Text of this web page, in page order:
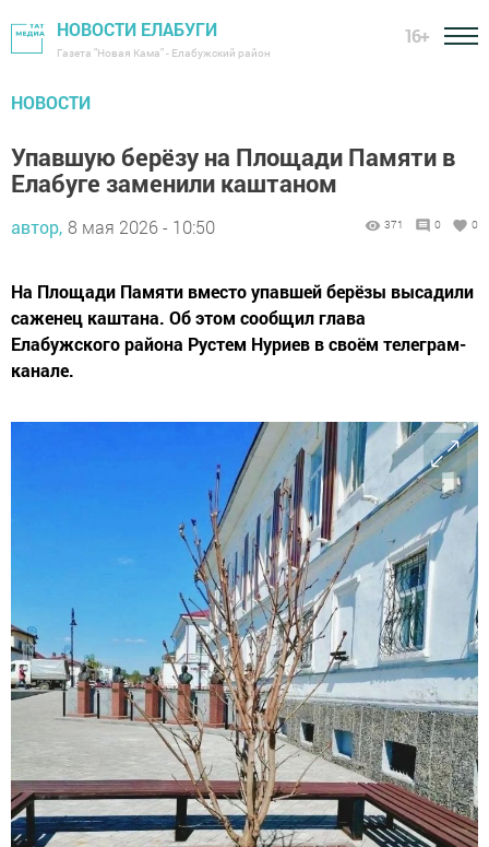
НОВОСТИ ЕЛАБУГИ
Газета "Новая Кама" - Елабужский район
16+
НОВОСТИ
Упавшую берёзу на Площади Памяти в
Елабуге заменили каштаном
автор, 8 мая 2026 - 10:50 371 0 0
На Площади Памяти вместо упавшей берёзы высадили
саженец каштана. Об этом сообщил глава
Елабужского района Рустем Нуриев в своём телеграм-
канале.